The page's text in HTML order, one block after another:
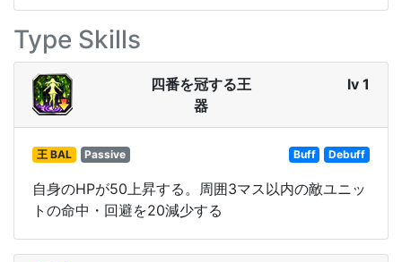
Type Skills
四番を冠する王
器
lv 1
王 BAL Passive Buff Debuff
自身のHPが50上昇する。周囲3マス以内の敵ユニッ
トの命中・回避を20減少する